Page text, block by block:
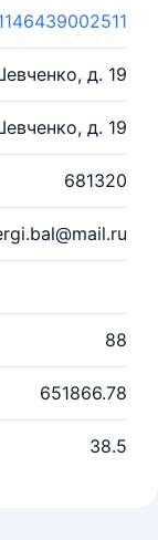
д. 19
д. 19
681320
88
651866.78
38.5